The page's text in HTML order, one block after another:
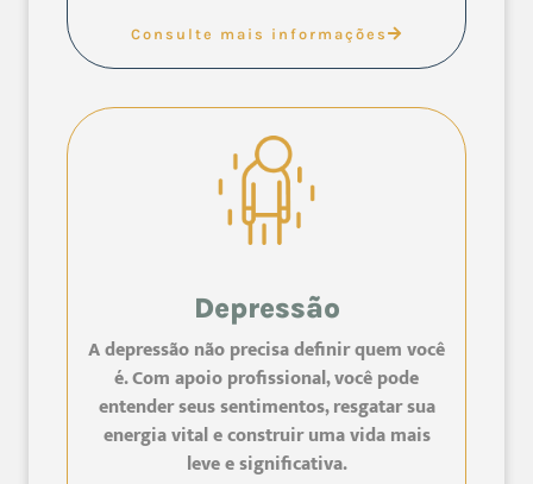
Consulte mais informações
Depressão
A depressão não precisa definir quem você
é. Com apoio profissional, você pode
entender seus sentimentos, resgatar sua
energia vital e construir uma vida mais
leve e significativa.